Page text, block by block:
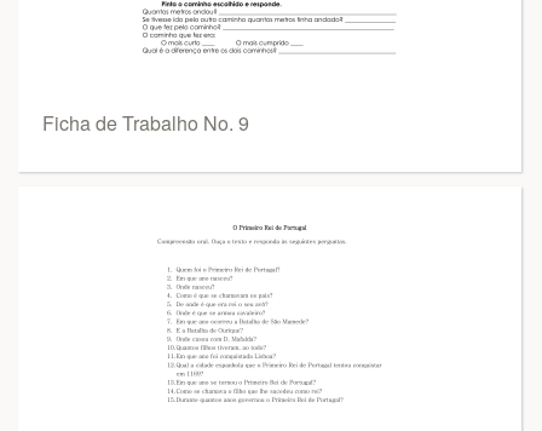
Ficha de Trabalho No. 9